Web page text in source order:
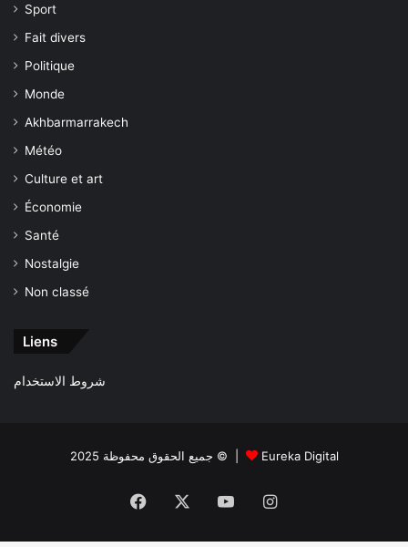
Sport
Fait divers
Politique
Monde
Akhbarmarrakech
Météo
Culture et art
Économie
Santé
Nostalgie
Non classé
Liens
شروط الاستخدام
جميع الحقوق محفوظة 2025 © | Eureka Digital
Facebook YouTubeInstagram